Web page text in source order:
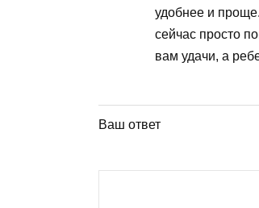
удобнее и
сейчас просто
вам удачи, а
Ваш ответ